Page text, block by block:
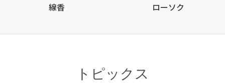
線香 ローソク
トピックス